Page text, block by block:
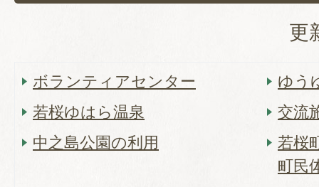
更
ボランティアセンター
ゆう
若桜ゆはら温泉
交流
中之島公園の利用
若桜
町民